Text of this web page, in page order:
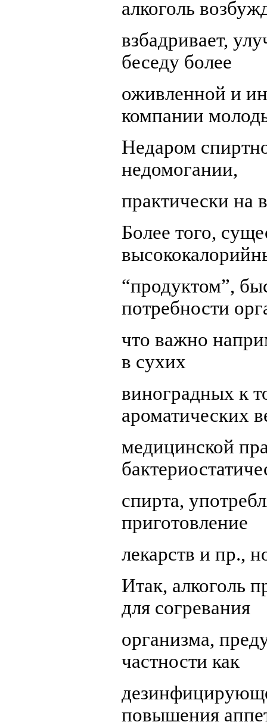
алкоголь
взбадривает,
беседу более
оживленной и
компании
Недаром
недомогании,
практически на
Более того,
“продуктом”,
потребности
что важно
в сухих
виноградных к
ароматических
медицинской
спирта,
приготовление
лекарств и пр.,
Итак, алкоголь
для согревания
организма,
частности как
повышения